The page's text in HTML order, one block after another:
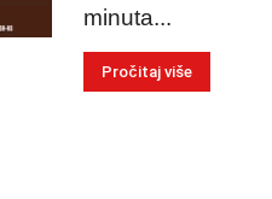
minuta...
Pročitaj više